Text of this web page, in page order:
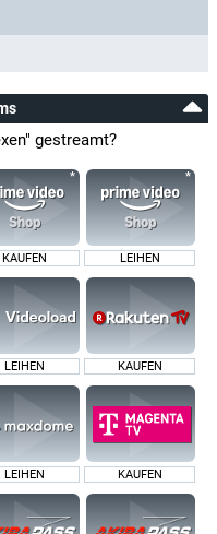
gestreamt?
KAUFEN LEIHEN
LEIHEN KAUFEN
LEIHEN KAUFEN